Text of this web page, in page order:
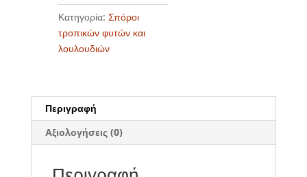
-
Ρολόι
-
Κατηγορία: Σπόροι
τροπικών φυτών και
λουλουδιών
Περιγραφή
Αξιολογήσεις (0)